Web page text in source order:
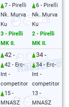
7 - Pirelli
Nk. Murva
Ku
3 - Pirelli
MK II.
6 - Pirelli
Nk. Murva
Ku
2 - Pirelli
MK II.
42 -
42 - Erc-
Int -
competitor
15 -
MNASZ
34 -
34 - Erc-
Int -
competitor
13 -
MNASZ